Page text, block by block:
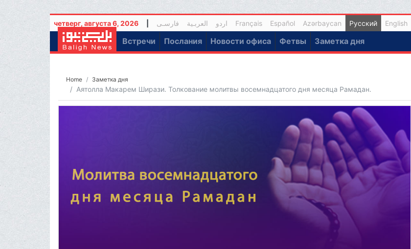
четверг, августа 6, 2026 فارسـی (current)
العربـیة اردو Français Español Azərbaycan Русский English
Встречи Послания Новости офиса Фетвы Заметка дня
Home Заметка дня
Аятолла Макарем Ширази. Толкование молитвы восемнадцатого дня месяца Рамадан.